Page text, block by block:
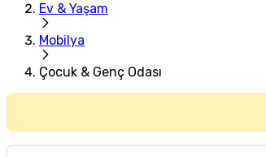
Ev & Yaşam
Mobilya
Çocuk & Genç Odası